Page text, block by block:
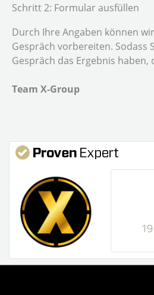
Schritt 2: Formular ausfüllen
Durch Ihre Angaben können
Gespräch vorbereiten. Sodass
Gespräch das Ergebnis haben,
Team X-Group